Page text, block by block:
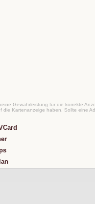
Gewährleistung für die korrekte
die Kartenanzeige haben. Sollte eine